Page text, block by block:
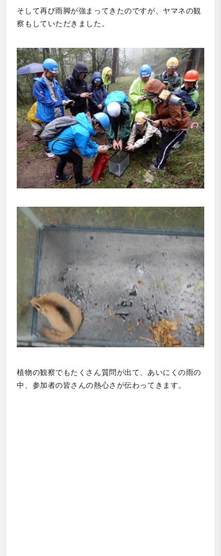
そして再び雨脚が強まってきたのですが、ヤマネの観
察もしていただきました。
植物の観察でもたくさん質問が出て、あいにくの雨の
中、参加者の皆さんの熱心さが伝わってきます。